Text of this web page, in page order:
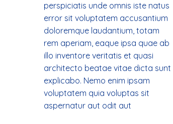
perspiciatis unde omnis iste natus
error sit voluptatem accusantium
doloremque laudantium, totam
rem aperiam, eaque ipsa quae ab
illo inventore veritatis et quasi
architecto beatae vitae dicta sunt
explicabo. Nemo enim ipsam
voluptatem quia voluptas sit
aspernatur aut odit aut